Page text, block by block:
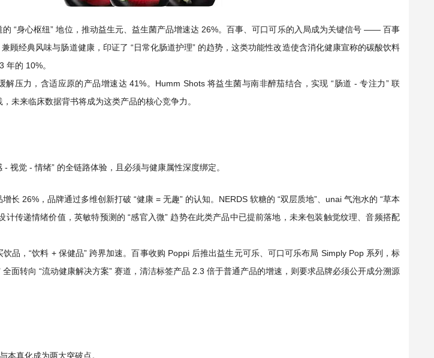
的 “身心枢纽” 地位，推动益生元、益生菌产品增速达 26%。百事、可口可乐的入局成为关键信号 —— 百事
顾经典风味与肠道健康，印证了 “日常化肠道护理” 的趋势，这类功能性改造使含消化健康宣称的碳酸饮料
年的 10%。
解压力，含适应原的产品增速达 41%。Humm Shots 将益生菌与南非醉茄结合，实现 “肠道 - 专注力” 联
未来临床数据背书将成为这类产品的核心竞争力。
- 视觉 - 情绪” 的全链路体验，且必须与健康属性深度绑定。
增长 26%，品牌通过多维创新打破 “健康 = 无趣” 的认知。NERDS 软糖的 “双层质地”、unai 气泡水的 “草本
计传递情绪价值，英敏特预测的 “感官入微” 趋势在此类产品中已提前落地，未来包装触觉纹理、音频搭配
饮品，“饮料 + 保健品” 跨界加速。百事收购 Poppi 后推出益生元可乐、可口可乐布局 Simply Pop 系列，标
全面转向 “流动健康解决方案” 赛道，清洁标签产品 2.3 倍于普通产品的增速，则要求品牌必须公开成分溯源
本真化成为两大突破点。